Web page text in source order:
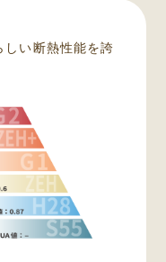
しい断熱性能を誇